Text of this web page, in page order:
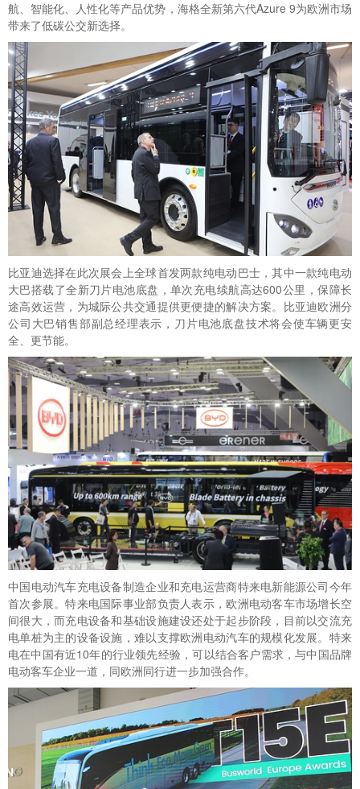
航、智能化、人性化等产品优势，海格全新第六代Azure 9为欧洲市场
带来了低碳公交新选择。
比亚迪选择在此次展会上全球首发两款纯电动巴士，其中一款纯电动
大巴搭载了全新刀片电池底盘，单次充电续航高达600公里，保障长
途高效运营，为城际公共交通提供更便捷的解决方案。比亚迪欧洲分
公司大巴销售部副总经理表示，刀片电池底盘技术将会使车辆更安
全、更节能。
中国电动汽车充电设备制造企业和充电运营商特来电新能源公司今年
首次参展。特来电国际事业部负责人表示，欧洲电动客车市场增长空
间很大，而充电设备和基础设施建设还处于起步阶段，目前以交流充
电单桩为主的设备设施，难以支撑欧洲电动汽车的规模化发展。特来
电在中国有近10年的行业领先经验，可以结合客户需求，与中国品牌
电动客车企业一道，同欧洲同行进一步加强合作。